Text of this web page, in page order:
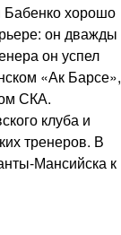
Бабенко хорошо
он дважды
он успел
«Ак Барсе»,
СКА.
клуба и
тренеров. В
Мансийска к